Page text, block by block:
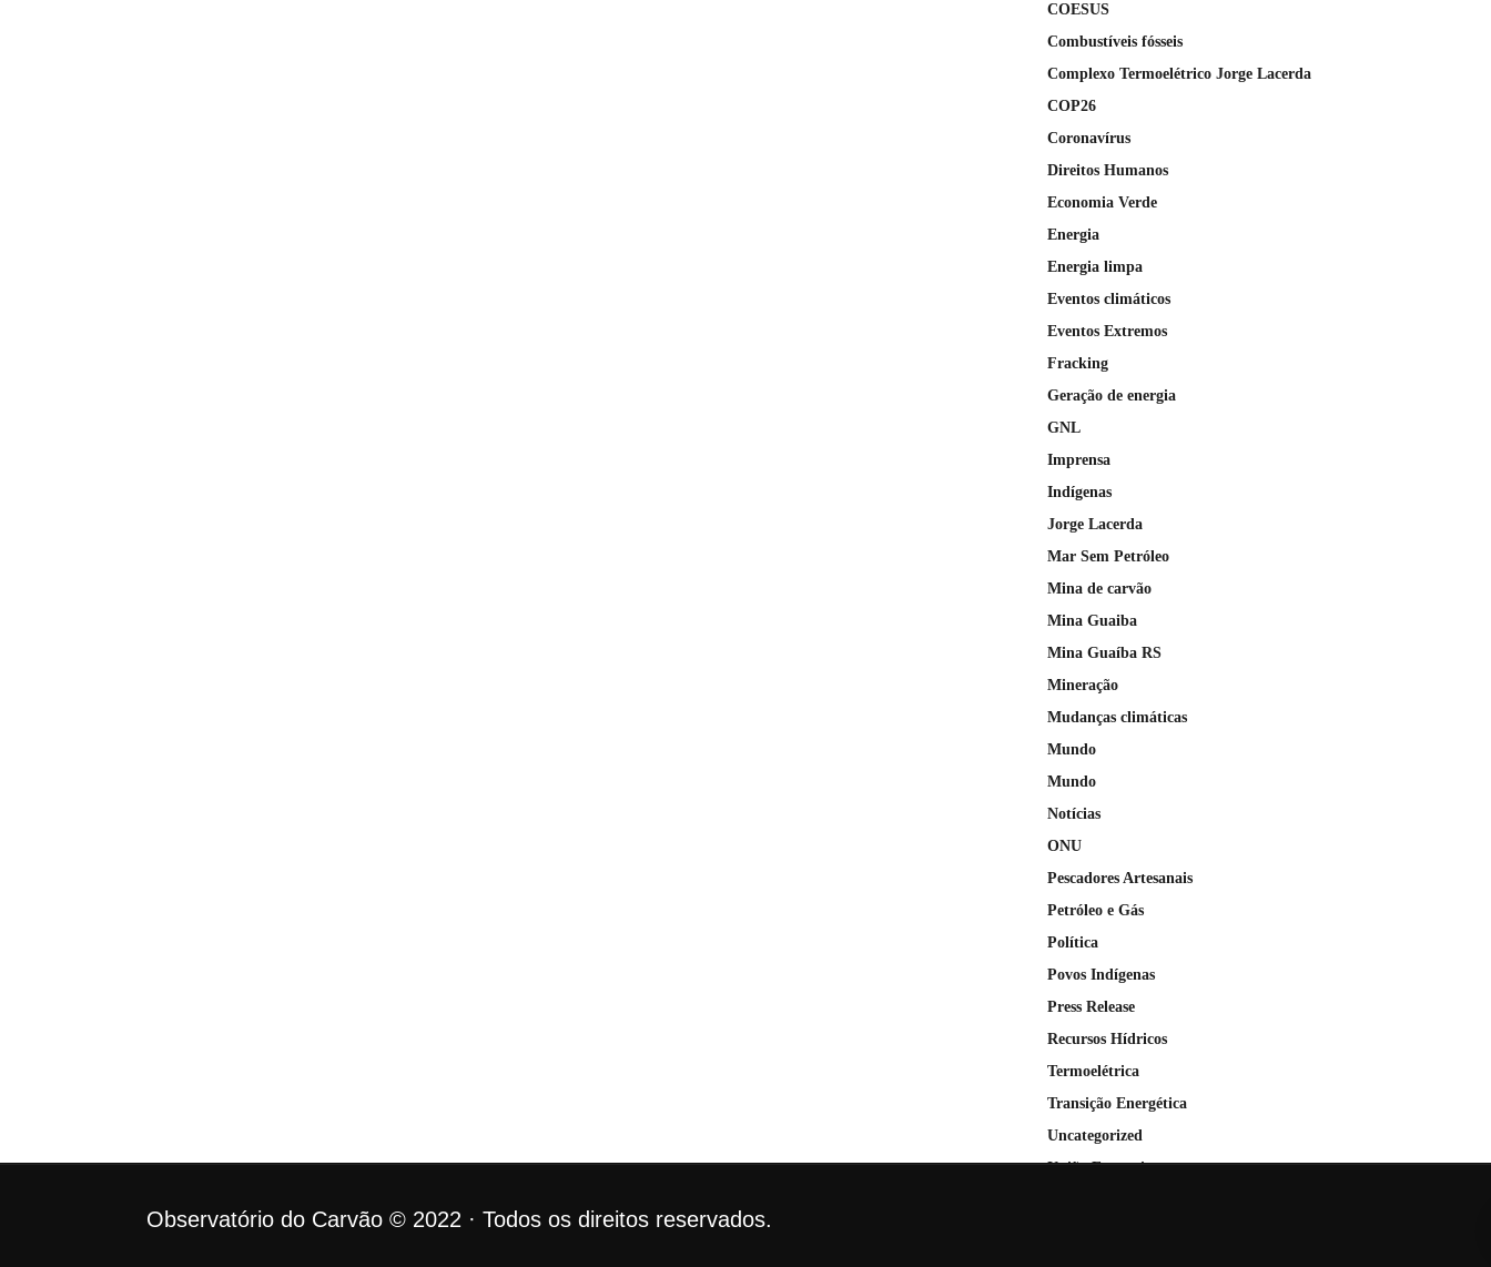
COESUS
Combustíveis fósseis
Complexo Termoelétrico Jorge Lacerda
COP26
Coronavírus
Direitos Humanos
Economia Verde
Energia
Energia limpa
Eventos climáticos
Eventos Extremos
Fracking
Geração de energia
GNL
Imprensa
Indígenas
Jorge Lacerda
Mar Sem Petróleo
Mina de carvão
Mina Guaiba
Mina Guaíba RS
Mineração
Mudanças climáticas
Mundo
Mundo
Notícias
ONU
Pescadores Artesanais
Petróleo e Gás
Política
Povos Indígenas
Press Release
Recursos Hídricos
Termoelétrica
Transição Energética
Uncategorized
União Europeia
Observatório do Carvão © 2022 · Todos os direitos reservados.